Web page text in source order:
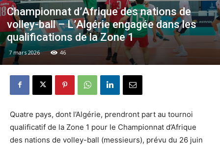
Championnat d’Afrique des nations de
volley-ball – L’Algérie engagée dans les
qualifications de la Zone 1
7 mars 2026 46
Quatre pays, dont l’Algérie, prendront part au tournoi
qualificatif de la Zone 1 pour le Championnat d’Afrique
des nations de volley-ball (messieurs), prévu du 26 juin